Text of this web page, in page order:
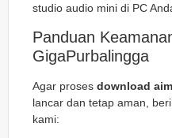
studio audio mini di PC
Panduan
GigaPurbalingga
Agar proses download
lancar dan tetap aman,
kami: